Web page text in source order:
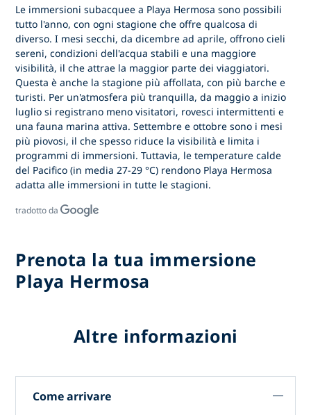
Le immersioni subacquee a Playa Hermosa sono possibili
tutto l'anno, con ogni stagione che offre qualcosa di
diverso. I mesi secchi, da dicembre ad aprile, offrono cieli
sereni, condizioni dell'acqua stabili e una maggiore
visibilità, il che attrae la maggior parte dei viaggiatori.
Questa è anche la stagione più affollata, con più barche e
turisti. Per un'atmosfera più tranquilla,da maggio a inizio
luglio si registrano meno visitatori, rovesci intermittenti e
una fauna marina attiva.Settembre e ottobre sono i mesi
più piovosi, il che spesso riduce la visibilità e limita i
programmi di immersioni. Tuttavia, le temperature calde
del Pacifico (in media 27-29 °C) rendono Playa Hermosa
adatta alle immersioni in tutte le stagioni.
tradotto da
Prenota la tua immersione
Playa Hermosa
Altre informazioni
Come arrivare